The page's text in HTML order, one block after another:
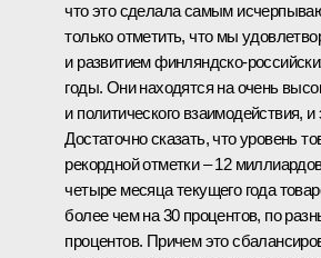
что это сделала самым
только отметить, что мы
и развитием финляндско-
годы. Они находятся на очень
и политического взаимодействия,
Достаточно сказать, что уровень
рекордной отметки – 12
четыре месяца текущего года
более чем на 30 процентов, по
процентов. Причем это